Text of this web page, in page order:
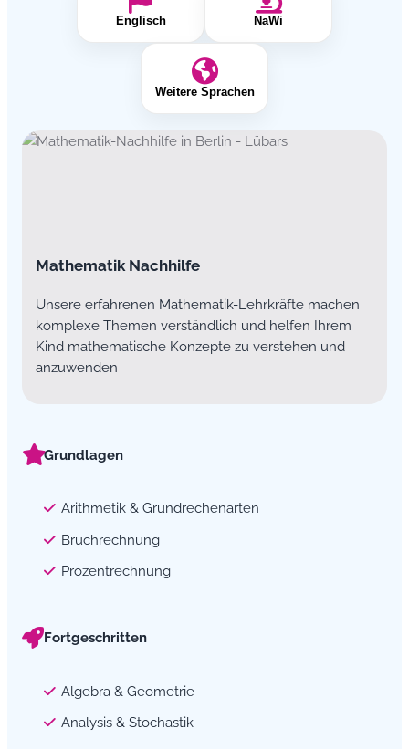
Englisch NaWi
Weitere Sprachen
Mathematik Nachhilfe
Unsere erfahrenen Mathematik-Lehrkräfte machen
komplexe Themen verständlich und helfen Ihrem
Kind mathematische Konzepte zu verstehen und
anzuwenden
Grundlagen
Arithmetik & Grundrechenarten
Bruchrechnung
Prozentrechnung
Fortgeschritten
Algebra & Geometrie
Analysis & Stochastik